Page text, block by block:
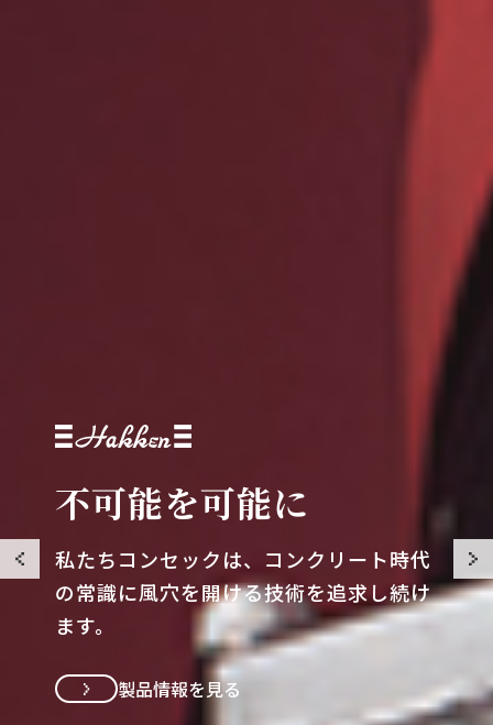
製品情報を見る
サービス情報を見る
企業情報を見る
不可能を可能に
私たちコンセックは、コンクリート時代
の常識に風穴を開ける技術を追求し続け
ます。
製品情報を見る
サービス情報を見る
企業情報を見る
製品情報を見る